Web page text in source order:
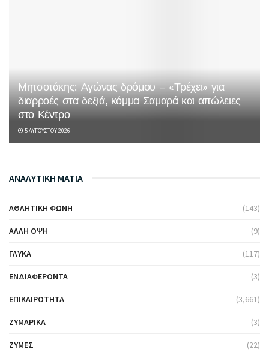
Μητσοτάκης: Αγώνας δρόμου – «Τρέχει» για
διαρροές στα δεξιά, κόμμα Σαμαρά και απώλειες
στο Κέντρο
5 ΑΥΓΟΎΣΤΟΥ 2026
ΑΝΑΛΥΤΙΚΗ ΜΑΤΙΑ
ΑΘΛΗΤΙΚΉ ΦΩΝΉ (143)
ΆΛΛΗ ΌΨΗ (9)
ΓΛΥΚΆ (117)
ΕΝΔΙΑΦΈΡΟΝΤΑ (3)
ΕΠΙΚΑΙΡΌΤΗΤΑ (3,661)
ΖΥΜΑΡΙΚΆ (3)
ΖΎΜΕΣ (22)